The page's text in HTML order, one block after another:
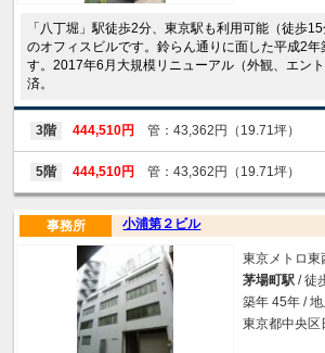
「八丁堀」駅徒歩2分、東京駅も利用可能（徒歩
のオフィスビルです。鈴らん通りに面した平成2
す。2017年6月大規模リニューアル（外観、エン
済。
3階 444,510円 管：43,362円（19.71坪）
5階 444,510円 管：43,362円（19.71坪）
小浦第２ビル
事務所
東京メトロ東
茅場町駅 / 徒
築年 45年 /
東京都中央区